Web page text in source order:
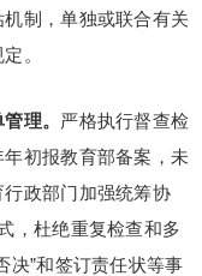
制，单独或联合有关
。
理。 严格执行督查检
初报教育部备案，未
政部门加强统筹协
，杜绝重复检查和多
决”和签订责任状等事